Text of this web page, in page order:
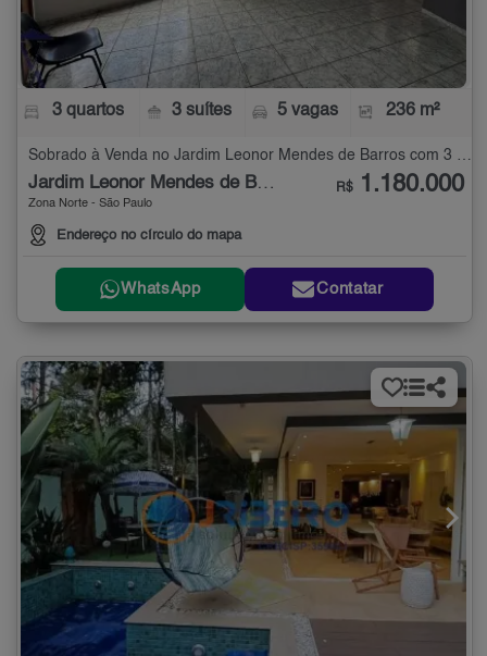
3 quartos 3 suítes 5 vagas 236 m²
Jardim Leonor Mendes de Barros
Zona Norte - São Paulo
Endereço no círculo do mapa
R$ 1.180.000
WhatsApp Contatar